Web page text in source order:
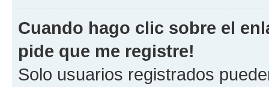
Cuando hago clic sobre el
pide que me registre!
Solo usuarios registrados